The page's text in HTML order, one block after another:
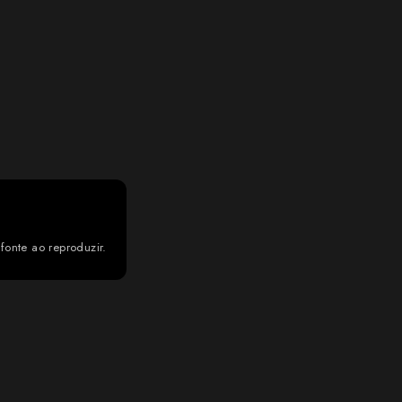
ao reproduzir.